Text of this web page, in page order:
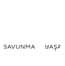
SAVUNMA